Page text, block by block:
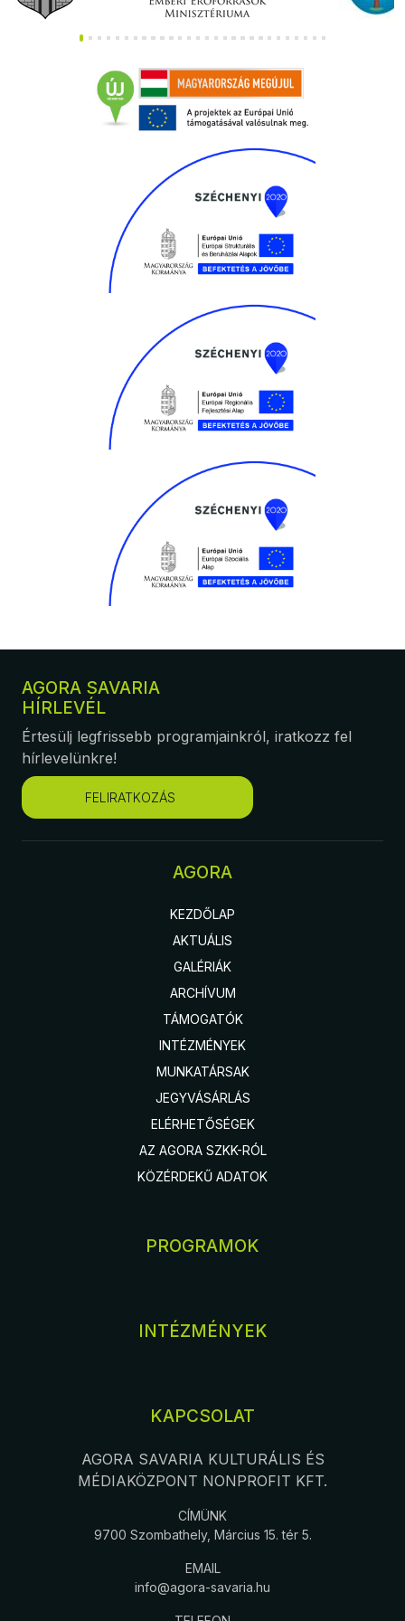
AGORA SAVARIA
HÍRLEVÉL
Értesülj legfrissebb programjainkról, iratkozz fel
hírlevelünkre!
FELIRATKOZÁS
AGORA
KEZDŐLAP
AKTUÁLIS
GALÉRIÁK
ARCHÍVUM
TÁMOGATÓK
INTÉZMÉNYEK
MUNKATÁRSAK
JEGYVÁSÁRLÁS
ELÉRHETŐSÉGEK
AZ AGORA SZKK-RÓL
KÖZÉRDEKŰ ADATOK
PROGRAMOK
INTÉZMÉNYEK
KAPCSOLAT
AGORA SAVARIA KULTURÁLIS ÉS
MÉDIAKÖZPONT NONPROFIT KFT.
CÍMÜNK
9700 Szombathely, Március 15. tér 5.
EMAIL
info@agora-savaria.hu